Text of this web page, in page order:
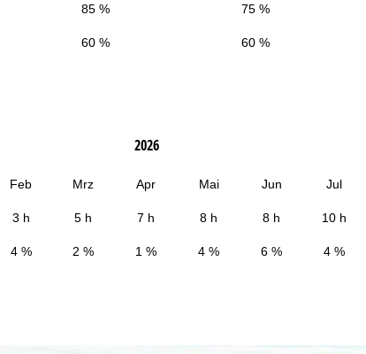
85 % 75 %
60 % 60 %
2026
Feb Mrz Apr Mai Jun Jul
3 h 5 h 7 h 8 h 8 h 10 h
4 % 2 % 1 % 4 % 6 % 4 %